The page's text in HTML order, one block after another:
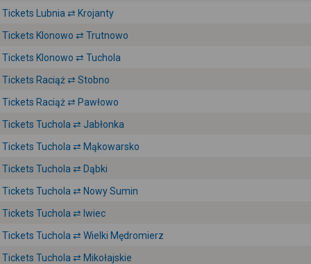
Tickets Lubnia ⇄ Krojanty
Tickets Klonowo ⇄ Trutnowo
Tickets Klonowo ⇄ Tuchola
Tickets Raciąż ⇄ Stobno
Tickets Raciąż ⇄ Pawłowo
Tickets Tuchola ⇄ Jabłonka
Tickets Tuchola ⇄ Mąkowarsko
Tickets Tuchola ⇄ Dąbki
Tickets Tuchola ⇄ Nowy Sumin
Tickets Tuchola ⇄ Iwiec
Tickets Tuchola ⇄ Wielki Mędromierz
Tickets Tuchola ⇄ Mikołajskie